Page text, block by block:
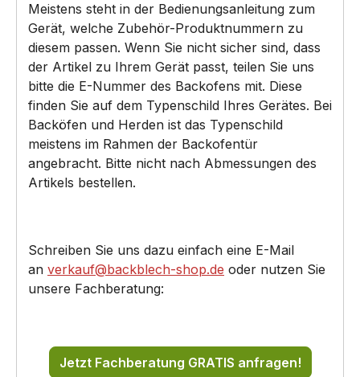
Meistens steht in der Bedienungsanleitung zum
Gerät, welche Zubehör-Produktnummern zu
diesem passen. Wenn Sie nicht sicher sind, dass
der Artikel zu Ihrem Gerät passt, teilen Sie uns
bitte die E-Nummer des Backofens mit. Diese
finden Sie auf dem Typenschild Ihres Gerätes. Bei
Backöfen und Herden ist das Typenschild
meistens im Rahmen der Backofentür
angebracht. Bitte nicht nach Abmessungen des
Artikels bestellen.
Schreiben Sie uns dazu einfach eine E-Mail
an verkauf@backblech-shop.de oder nutzen Sie
unsere Fachberatung:
Jetzt Fachberatung GRATIS anfragen!